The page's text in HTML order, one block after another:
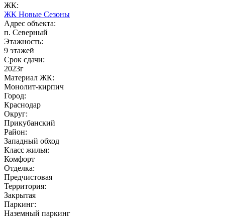
ЖК:
ЖК Новые Сезоны
Адрес объекта:
п. Северный
Этажность:
9 этажей
Срок сдачи:
2023г
Материал ЖК:
Монолит-кирпич
Город:
Краснодар
Округ:
Прикубанский
Район:
Западный обход
Класс жилья:
Комфорт
Отделка:
Предчистовая
Территория:
Закрытая
Паркинг:
Наземный паркинг